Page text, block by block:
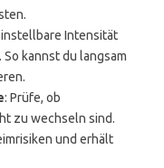
Intensität
kannst du langsam
: Prüfe, ob
zu wechseln sind.
und erhält